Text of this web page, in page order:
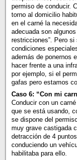
permiso de conducir.
torno al domicilio
en el carné la
adecuada son
restricciones”. Pero
condiciones
además de ponernos
hacer frente a una
por ejemplo, si el
gafas pero estamos
Caso 6: “Con mi
Conducir con un
que se está usando,
se dispone del
muy grave castigada
detracción de 4
conduciendo un
habilitaba para ello.